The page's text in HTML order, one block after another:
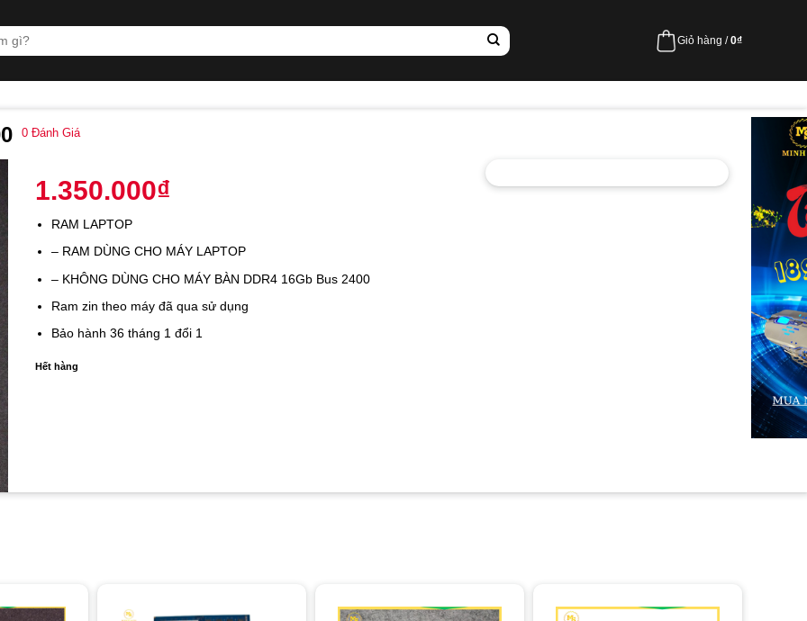
Giỏ hàng /0₫
0 Đánh Giá
1.350.000₫
RAM LAPTOP
– RAM DÙNG CHO MÁY LAPTOP
– KHÔNG DÙNG CHO MÁY BÀN DDR4 16Gb Bus 2400
Ram zin theo máy đã qua sử dụng
Bảo hành 36 tháng 1 đổi 1
Hết hàng